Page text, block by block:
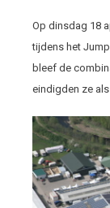
Op dinsdag 18
tijdens het
bleef de
eindigden ze